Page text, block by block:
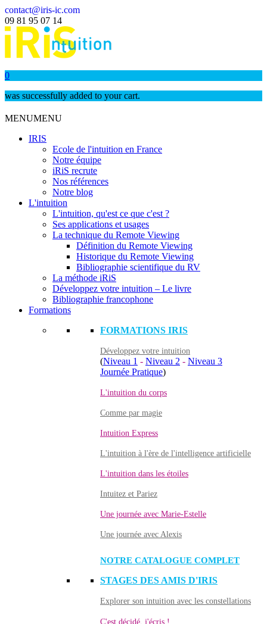
contact@iris-ic.com
09 81 95 07 14
0
was successfully added to your cart.
MENUMENU
IRIS
Ecole de l'intuition en France
Notre équipe
iRiS recrute
Nos références
Notre blog
L'intuition
L'intuition, qu'est ce que c'est ?
Ses applications et usages
La technique du Remote Viewing
Définition du Remote Viewing
Historique du Remote Viewing
Bibliographie scientifique du RV
La méthode iRiS
Développez votre intuition – Le livre
Bibliographie francophone
Formations
FORMATIONS IRIS
Développez votre intuition
(Niveau 1 - Niveau 2 - Niveau 3
Journée Pratique)
L'intuition du corps
Comme par magie
Intuition Express
L'intuition à l'ère de l'intelligence artificielle
L'intuition dans les étoiles
Intuitez et Pariez
Une journée avec Marie-Estelle
Une journée avec Alexis
NOTRE CATALOGUE COMPLET
STAGES DES AMIS D'IRIS
Explorer son intuition avec les constellations
C'est décidé, j'écris !